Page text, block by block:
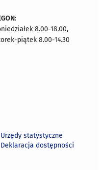
8.00-18.00,
piątek 8.00-14.30
Urzędy statystyczne
Deklaracja dostępności